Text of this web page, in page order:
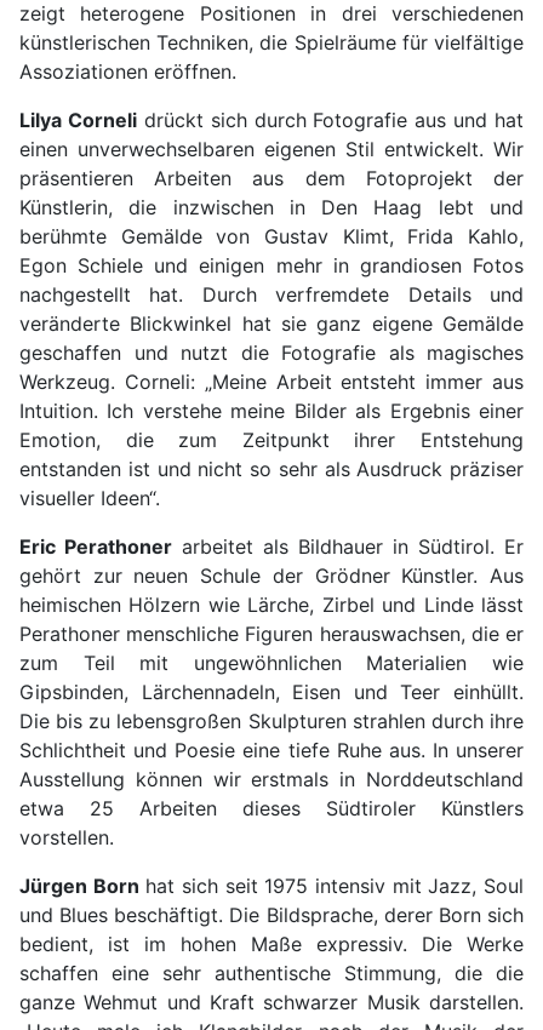
zeigt heterogene Positionen in drei verschiedenen
künstlerischen Techniken, die Spielräume für vielfältige
Assoziationen eröffnen.
Lilya Cornelidrückt sich durch Fotografie aus und hat
einen unverwechselbaren eigenen Stil entwickelt. Wir
präsentieren Arbeiten aus dem Fotoprojekt der
Künstlerin, die inzwischen in Den Haag lebt und
berühmte Gemälde von Gustav Klimt, Frida Kahlo,
Egon Schiele und einigen mehr in grandiosen Fotos
nachgestellt hat. Durch verfremdete Details und
veränderte Blickwinkel hat sie ganz eigene Gemälde
geschaffen und nutzt die Fotografie als magisches
Werkzeug. Corneli: „Meine Arbeit entsteht immer aus
Intuition. Ich verstehe meine Bilder als Ergebnis einer
Emotion, die zum Zeitpunkt ihrer Entstehung
entstanden ist und nicht so sehr als Ausdruck präziser
visueller Ideen“.
Eric Perathoner arbeitet als Bildhauer in Südtirol. Er
gehört zur neuen Schule der Grödner Künstler. Aus
heimischen Hölzern wie Lärche, Zirbel und Linde lässt
Perathoner menschliche Figuren herauswachsen, die er
zum Teil mit ungewöhnlichen Materialien wie
Gipsbinden, Lärchennadeln, Eisen und Teer einhüllt.
Die bis zu lebensgroßen Skulpturen strahlen durch ihre
Schlichtheit und Poesie eine tiefe Ruhe aus. In unserer
Ausstellung können wir erstmals in Norddeutschland
etwa 25 Arbeiten dieses Südtiroler Künstlers
vorstellen.
Jürgen Born hat sich seit 1975 intensiv mit Jazz, Soul
und Blues beschäftigt. Die Bildsprache, derer Born sich
bedient, ist im hohen Maße expressiv. Die Werke
schaffen eine sehr authentische Stimmung, die die
ganze Wehmut und Kraft schwarzer Musik darstellen.